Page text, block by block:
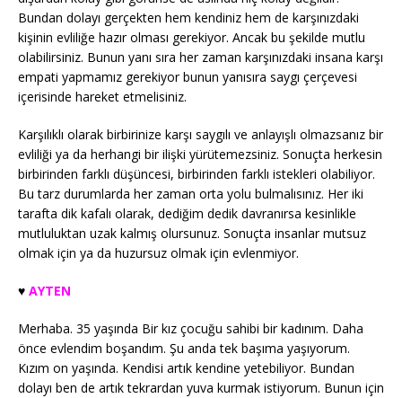
Bundan dolayı gerçekten hem kendiniz hem de karşınızdaki
kişinin evliliğe hazır olması gerekiyor. Ancak bu şekilde mutlu
olabilirsiniz. Bunun yanı sıra her zaman karşınızdaki insana karşı
empati yapmamız gerekiyor bunun yanısıra saygı çerçevesi
içerisinde hareket etmelisiniz.
Karşılıklı olarak birbirinize karşı saygılı ve anlayışlı olmazsanız bir
evliliği ya da herhangi bir ilişki yürütemezsiniz. Sonuçta herkesin
birbirinden farklı düşüncesi, birbirinden farklı istekleri olabiliyor.
Bu tarz durumlarda her zaman orta yolu bulmalısınız. Her iki
tarafta dik kafalı olarak, dediğim dedik davranırsa kesinlikle
mutluluktan uzak kalmış olursunuz. Sonuçta insanlar mutsuz
olmak için ya da huzursuz olmak için evlenmiyor.
♥️ AYTEN
Merhaba. 35 yaşında Bir kız çocuğu sahibi bir kadınım. Daha
önce evlendim boşandım. Şu anda tek başıma yaşıyorum.
Kızım on yaşında. Kendisi artık kendine yetebiliyor. Bundan
dolayı ben de artık tekrardan yuva kurmak istiyorum. Bunun için